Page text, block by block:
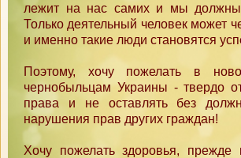
лежит на нас самих и мы должны
Только деятельный человек может
и именно такие люди становятся
Поэтому, хочу пожелать в
чернобыльцам Украины - твердо
права и не оставлять без
нарушения прав других граждан!
Хочу пожелать здоровья, прежде